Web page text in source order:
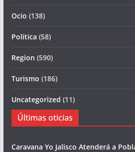
Ocio (138)
Politica (58)
Region (590)
Turismo (186)
Uncategorized (11)
Últimas oticias
Caravana Yo Jalisco Atenderá a